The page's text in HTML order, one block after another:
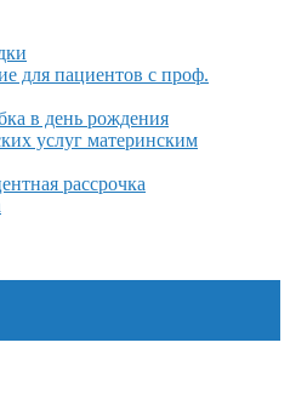
для пациентов с проф.
в день рождения
услуг материнским
рассрочка